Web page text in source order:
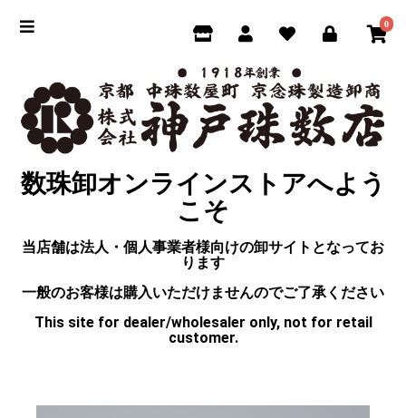
0
数珠卸オンラインストアへよう
こそ
当店舗は法人・個人事業者様向けの卸サイトとなってお
ります
一般のお客様は購入いただけませんのでご了承ください
This site for dealer/wholesaler only, not for retail
customer.